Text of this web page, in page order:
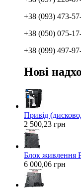
+38 (093) 473-
+38 (050) 075-
+38 (099) 497-
Нові
Привід
2 500,23 грн
Блок живлення
6 000,06 грн